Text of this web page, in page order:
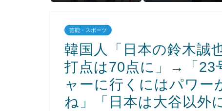
まとめ！
芸能・スポーツ
韓国人「日本の鈴木
打点は70点に」→「23
ャーに行くにはパワー
ね」「日本は大谷以外